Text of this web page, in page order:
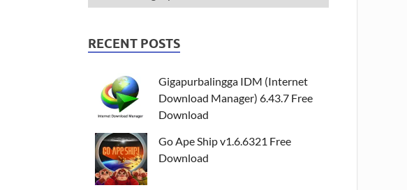
RECENT POSTS
Gigapurbalingga IDM (Internet
Download Manager) 6.43.7 Free
Download
Go Ape Ship v1.6.6321 Free
Download